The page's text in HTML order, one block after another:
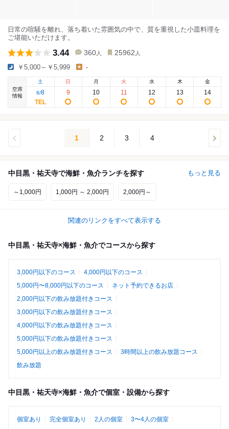
日常の喧騒を離れ、落ち着いた雰囲気の中で、質を重視した小皿料理を
ご堪能いただけます。
3.44 360 人 25962 人
￥5,000～￥5,999 -
空席
情報
土
8/8
日
9
月
10
火
11
水
12
木
13
金
14
1 2 3 4
中目黒・祐天寺で海鮮・魚介ランチを探す もっと見る
～1,000円 1,000円 ～ 2,000円 2,000円～
関連のリンクをすべて表示する
中目黒・祐天寺×海鮮・魚介でコースから探す
3,000円以下のコース
4,000円以下のコース
5,000円〜8,000円以下のコース
ネット予約できるお店
2,000円以下の飲み放題付きコース
3,000円以下の飲み放題付きコース
4,000円以下の飲み放題付きコース
5,000円以下の飲み放題付きコース
5,000円以上の飲み放題付きコース
3時間以上の飲み放題コース
飲み放題
中目黒・祐天寺×海鮮・魚介で個室・設備から探す
個室あり 完全個室あり 2人の個室
3〜4人の個室